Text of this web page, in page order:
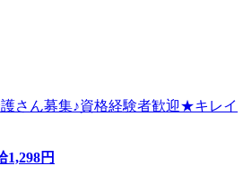
護さん募集♪資格経験者歓迎★キレイ
1,298円